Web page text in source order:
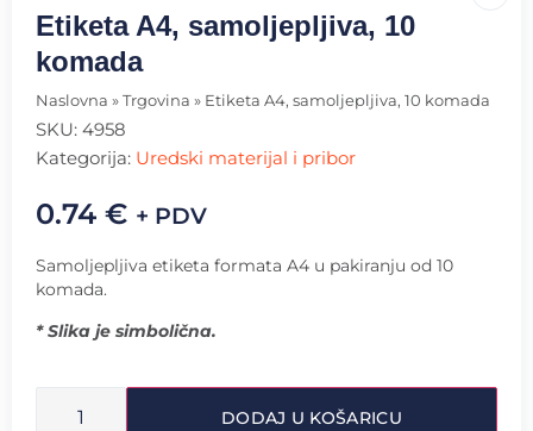
Etiketa A4, samoljepljiva, 10
komada
Naslovna » Trgovina » Etiketa A4, samoljepljiva, 10 komada
SKU: 4958
Kategorija: Uredski materijal i pribor
0.74 € + PDV
Samoljepljiva etiketa formata A4 u pakiranju od 10
komada.
* Slika je simbolična.
DODAJ U KOŠARICU